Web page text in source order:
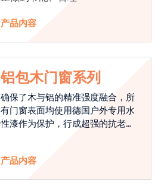
产品内容
铝包木门窗系列
确保了木与铝的精准强度融合，所
有门窗表面均使用德国户外专用水
性漆作为保护，行成超强的抗老化
产品内容